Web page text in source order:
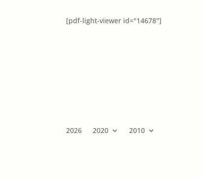
[pdf-light-viewer id="14678"]
2026 2020 2010